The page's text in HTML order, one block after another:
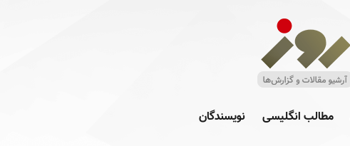
مطالب انگلیسی نویسندگان